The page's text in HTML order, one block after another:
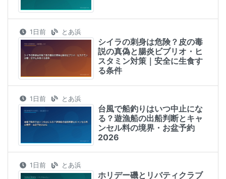
1日前 とあ浜
シイラの刺身は危険？皮の毒
説の真偽と腸炎ビブリオ・ヒ
スタミン対策｜安全に生食す
る条件
1日前 とあ浜
台風で船釣りはいつ中止にな
る？遊漁船の出船判断とキャ
ンセル料の境界・お盆予約
2026
1日前 とあ浜
ホリデー磯とリバティクラブ